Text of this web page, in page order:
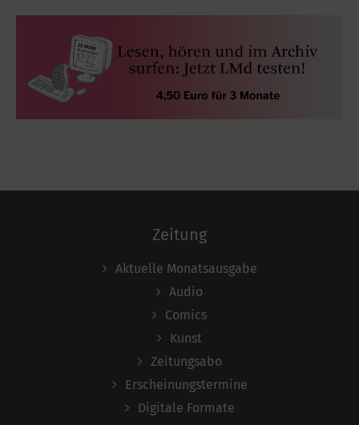
Zeitung
Aktuelle Monatsausgabe
Audio
Comics
Kunst
Zeitungsabo
Erscheinungstermine
Digitale Formate